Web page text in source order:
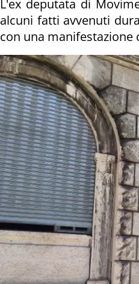
L'ex deputata di
alcuni fatti avvenuti
con una manifestazione